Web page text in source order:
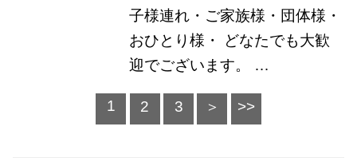
子様連れ・ご家族様・団体様・
おひとり様・ どなたでも大歓
迎でございます。 …
1 2 3 ＞ >>